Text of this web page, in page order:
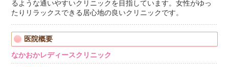
るような通いやすいクリニックを目指しています。女性がゆっ
たりリラックスできる居心地の良いクリニックです。
医院概要
なかおかレディースクリニック